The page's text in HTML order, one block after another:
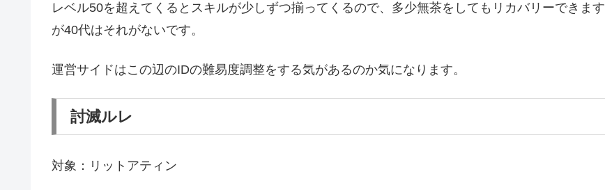
レベル50を超えてくるとスキルが少しずつ揃ってくるので、多少無茶をしてもリカバリーできます
が40代はそれがないです。
運営サイドはこの辺のIDの難易度調整をする気があるのか気になります。
討滅ルレ
対象：リットアティン